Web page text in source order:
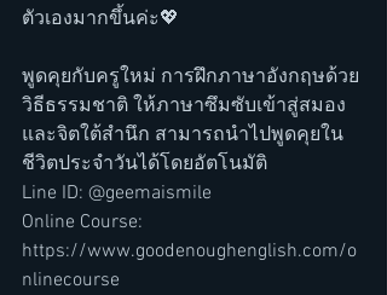
ตัวเองมากขึ้นค่ะ💖
พูดคุยกับครูใหม่ การฝึกภาษาอังกฤษด้วย
วิธีธรรมชาติ ให้ภาษาซึมซับเข้าสู่สมอง
และจิตใต้สำนึก สามารถนำไปพูดคุยใน
ชีวิตประจำวันได้โดยอัตโนมัติ
Line ID: @geemaismile
Online Course:
https://www.goodenoughenglish.com/o
nlinecourse